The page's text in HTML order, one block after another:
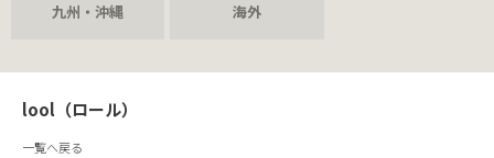
九州・沖縄 海外
lool（ロール）
一覧へ戻る